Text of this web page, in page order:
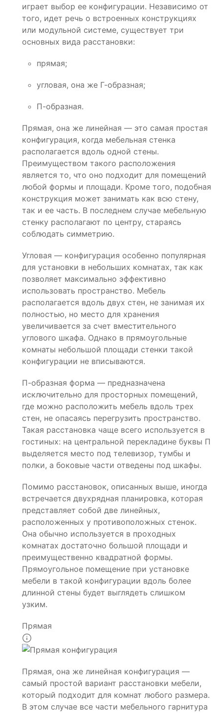
играет выбор ее конфигурации. Независимо от
того, идет речь о встроенных конструкциях
или модульной системе, существует три
основных вида расстановки:
прямая;
угловая, она же Г-образная;
П-образная.
Прямая, она же линейная — это самая простая
конфигурация, когда мебельная стенка
располагается вдоль одной стены.
Преимуществом такого расположения
является то, что оно подходит для помещений
любой формы и площади. Кроме того, подобная
конструкция может занимать как всю стену,
так и ее часть. В последнем случае мебельную
стенку располагают по центру, стараясь
соблюдать симметрию.
Угловая — конфигурация особенно популярная
для установки в небольших комнатах, так как
позволяет максимально эффективно
использовать пространство. Мебель
располагается вдоль двух стен, не занимая их
полностью, но место для хранения
увеличивается за счет вместительного
углового шкафа. Однако в прямоугольные
комнаты небольшой площади стенки такой
конфигурации не вписываются.
П-образная форма — предназначена
исключительно для просторных помещений,
где можно расположить мебель вдоль трех
стен, не опасаясь перегрузить пространство.
Такая расстановка чаще всего используется в
гостиных: на центральной перекладине буквы П
выделяется место под телевизор, тумбы и
полки, а боковые части отведены под шкафы.
Помимо расстановок, описанных выше, иногда
встречается двухрядная планировка, которая
представляет собой две линейных,
расположенных у противоположных стенок.
Она обычно используется в проходных
комнатах достаточно большой площади и
преимущественно квадратной формы.
Прямоугольное помещение при установке
мебели в такой конфигурации вдоль более
длинной стены будет выглядеть слишком
узким.
Прямая
Прямая, она же линейная конфигурация —
самый простой вариант расстановки мебели,
который подходит для комнат любого размера.
В этом случае все части мебельного гарнитура